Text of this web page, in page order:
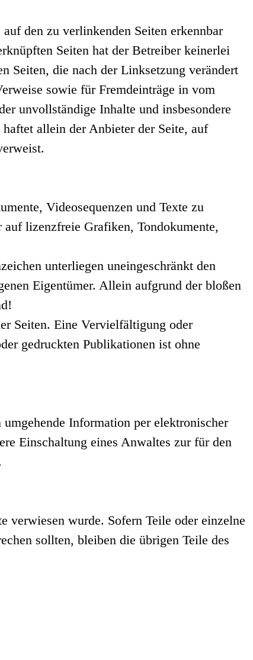
den zu verlinkenden Seiten erkennbar
Seiten hat der Betreiber keinerlei
Seiten, die nach der Linksetzung verändert
sowie für Fremdeinträge in vom
unvollständige Inhalte und insbesondere
allein der Anbieter der Seite, auf
Videosequenzen und Texte zu
lizenzfreie Grafiken, Tondokumente,
unterliegen uneingeschränkt den
Eigentümer. Allein aufgrund der bloßen
Seiten. Eine Vervielfältigung oder
gedruckten Publikationen ist ohne
Information per elektronischer
Einschaltung eines Anwaltes zur für den
verwiesen wurde. Sofern Teile oder einzelne
sollten, bleiben die übrigen Teile des